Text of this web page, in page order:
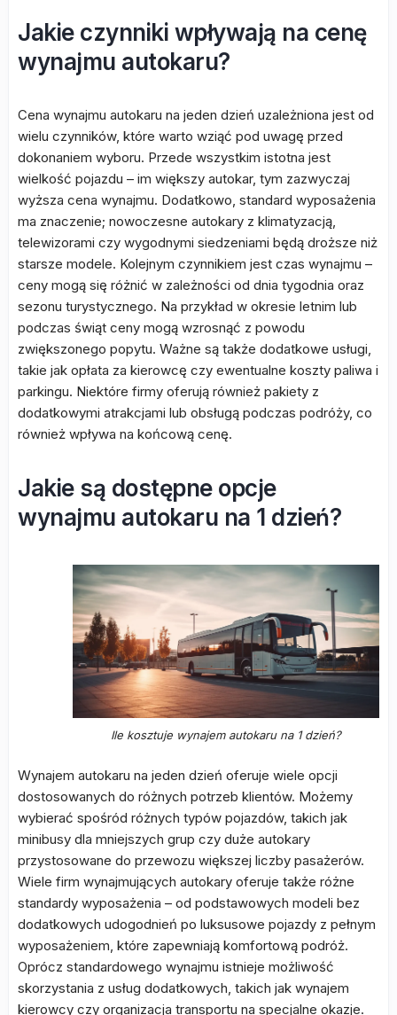
Jakie czynniki wpływają na cenę
wynajmu autokaru?
Cena wynajmu autokaru na jeden dzień uzależniona jest od
wielu czynników, które warto wziąć pod uwagę przed
dokonaniem wyboru. Przede wszystkim istotna jest
wielkość pojazdu – im większy autokar, tym zazwyczaj
wyższa cena wynajmu. Dodatkowo, standard wyposażenia
ma znaczenie; nowoczesne autokary z klimatyzacją,
telewizorami czy wygodnymi siedzeniami będą droższe niż
starsze modele. Kolejnym czynnikiem jest czas wynajmu –
ceny mogą się różnić w zależności od dnia tygodnia oraz
sezonu turystycznego. Na przykład w okresie letnim lub
podczas świąt ceny mogą wzrosnąć z powodu
zwiększonego popytu. Ważne są także dodatkowe usługi,
takie jak opłata za kierowcę czy ewentualne koszty paliwa i
parkingu. Niektóre firmy oferują również pakiety z
dodatkowymi atrakcjami lub obsługą podczas podróży, co
również wpływa na końcową cenę.
Jakie są dostępne opcje
wynajmu autokaru na 1 dzień?
Ile kosztuje wynajem autokaru na 1 dzień?
Wynajem autokaru na jeden dzień oferuje wiele opcji
dostosowanych do różnych potrzeb klientów. Możemy
wybierać spośród różnych typów pojazdów, takich jak
minibusy dla mniejszych grup czy duże autokary
przystosowane do przewozu większej liczby pasażerów.
Wiele firm wynajmujących autokary oferuje także różne
standardy wyposażenia – od podstawowych modeli bez
dodatkowych udogodnień po luksusowe pojazdy z pełnym
wyposażeniem, które zapewniają komfortową podróż.
Oprócz standardowego wynajmu istnieje możliwość
skorzystania z usług dodatkowych, takich jak wynajem
kierowcy czy organizacja transportu na specjalne okazje.